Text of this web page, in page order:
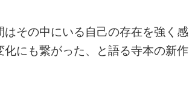
その中にいる自己の存在を強く
化にも繋がった、と語る寺本の新